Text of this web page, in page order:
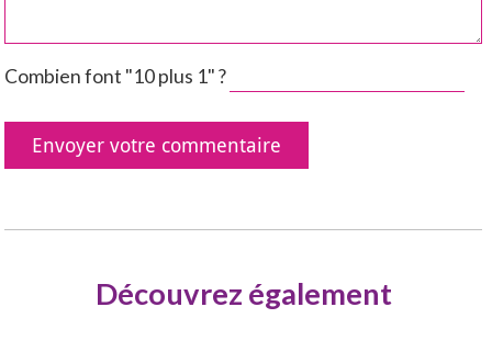
Combien font "10 plus 1" ?
Découvrez également